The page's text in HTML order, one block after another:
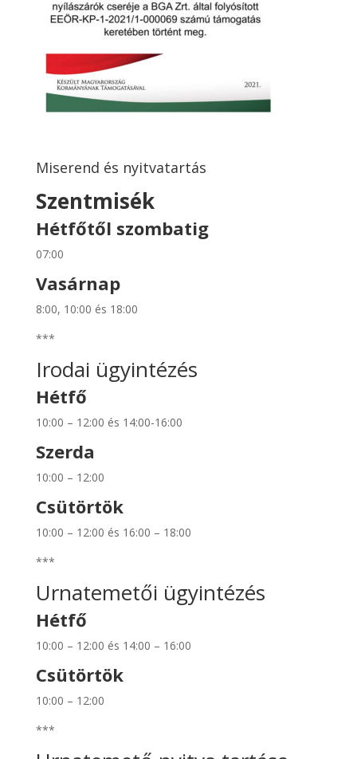
Miserend és nyitvatartás
Szentmisék
Hétfőtől szombatig
07:00
Vasárnap
8:00, 10:00 és 18:00
***
Irodai ügyintézés
Hétfő
10:00 – 12:00 és 14:00-16:00
Szerda
10:00 – 12:00
Csütörtök
10:00 – 12:00 és 16:00 – 18:00
***
Urnatemetői ügyintézés
Hétfő
10:00 – 12:00 és 14:00 – 16:00
Csütörtök
10:00 – 12:00
***